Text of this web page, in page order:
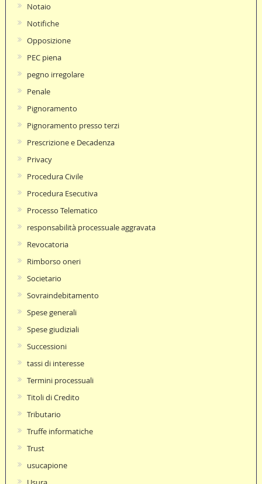
Notaio
Notifiche
Opposizione
PEC piena
pegno irregolare
Penale
Pignoramento
Pignoramento presso terzi
Prescrizione e Decadenza
Privacy
Procedura Civile
Procedura Esecutiva
Processo Telematico
responsabilità processuale aggravata
Revocatoria
Rimborso oneri
Societario
Sovraindebitamento
Spese generali
Spese giudiziali
Successioni
tassi di interesse
Termini processuali
Titoli di Credito
Tributario
Truffe informatiche
Trust
usucapione